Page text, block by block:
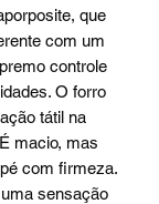
que
com um
controle
O forro
tátil na
macio, mas
com firmeza.
sensação